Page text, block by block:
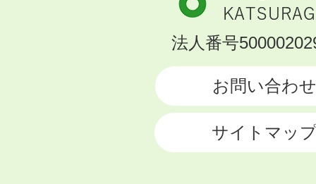
市
KATSURAGI
法人番号
お問い合わせ
サイトマッ